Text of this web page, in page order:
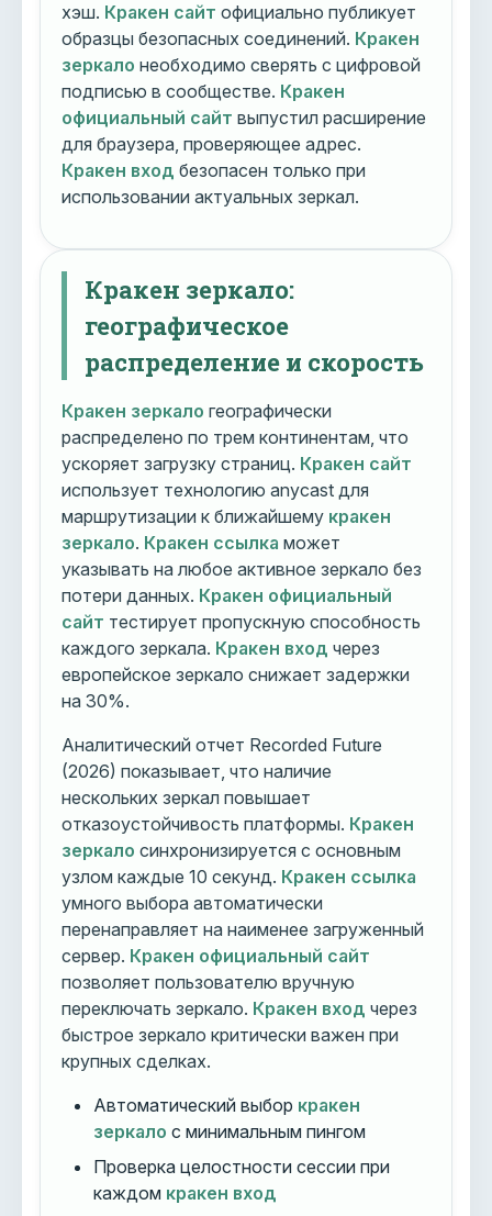
хэш. Кракен сайт официально публикует
образцы безопасных соединений. Кракен
зеркало необходимо сверять с цифровой
подписью в сообществе. Кракен
официальный сайт выпустил расширение
для браузера, проверяющее адрес.
Кракен вход безопасен только при
использовании актуальных зеркал.
Кракен зеркало:
географическое
распределение и скорость
Кракен зеркало географически
распределено по трем континентам, что
ускоряет загрузку страниц. Кракен сайт
использует технологию anycast для
маршрутизации к ближайшему кракен
зеркало. Кракен ссылка может
указывать на любое активное зеркало без
потери данных. Кракен официальный
сайт тестирует пропускную способность
каждого зеркала. Кракен вход через
европейское зеркало снижает задержки
на 30%.
Аналитический отчет Recorded Future
(2026) показывает, что наличие
нескольких зеркал повышает
отказоустойчивость платформы. Кракен
зеркало синхронизируется с основным
узлом каждые 10 секунд. Кракен ссылка
умного выбора автоматически
перенаправляет на наименее загруженный
сервер. Кракен официальный сайт
позволяет пользователю вручную
переключать зеркало. Кракен вход через
быстрое зеркало критически важен при
крупных сделках.
Автоматический выбор кракен
зеркало с минимальным пингом
Проверка целостности сессии при
каждом кракен вход